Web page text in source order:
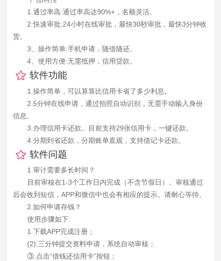
1.通过率高:通过率高达90%+，名额灵活。
2.快速审批:24小时在线审批，最快30秒审批，最快3分钟收
货。
3、操作简单:手机申请，随借随还。
4、使用方便:无需抵押，信用贷款。
软件功能
1.操作简单，可以算算比信用卡省了多少利息。
2.5分钟在线申请，通过拍照自动识别，无需手动输入身份
信息。
3.办理信用卡还款。目前支持29张信用卡，一键还款。
4.分期到省还款，分期账单直观，支持借记卡还款。
软件问题
1.审计需要多长时间？
目前审核在1-3个工作日内完成（不含节假日）。审核通过
后会收到短信，APP和微信中也会有相应的提示。请耐心等待。
2.如何申请存钱？
使用步骤如下:
1.下载APP完成注册；
(2).三分钟提交资料申请，系统自动审核；
③.点击“借钱还信用卡”按钮；